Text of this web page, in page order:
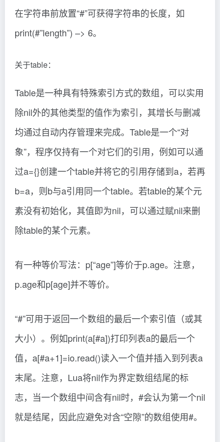
在字符串前放置“#”可获得字符串的长度，如
print(#”length”) –> 6。
关于table：
Table是一种具有特殊索引方式的数组，可以实用
除nil外的其他类型的值作为索引，其增长与删减
均通过自动内存管理来完成。Table是一个“对
象”，程序仅持有一个对它们的引用，例如可以通
过a={}创建一个table并将它的引用存储到a，若再
b=a，则b与a引用同一个table。若table的某个元
素没有初始化，其值即为nil，可以通过赋nil来删
除table的某个元素。
有一种等价写法：p[“age”]等价于p.age。注意，
p.age和p[age]并不等价。
“#”可用于返回一个数组的最后一个索引值（或其
大小）。例如print(a[#a])打印列表a的最后一个
值，a[#a+1]=io.read()读入一个值并插入到列表a
末尾。注意，Lua将nil作为界定数组结尾的标
志，当一个数组中间含有nil时，#会认为第一个nil
就是结尾，因此应避免对含“空隙”的数组使用#。